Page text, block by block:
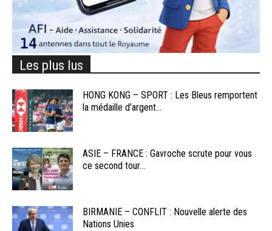
Les plus lus
HONG KONG – SPORT : Les Bleus remportent
la médaille d’argent...
ASIE – FRANCE : Gavroche scrute pour vous
ce second tour...
BIRMANIE – CONFLIT : Nouvelle alerte des
Nations Unies